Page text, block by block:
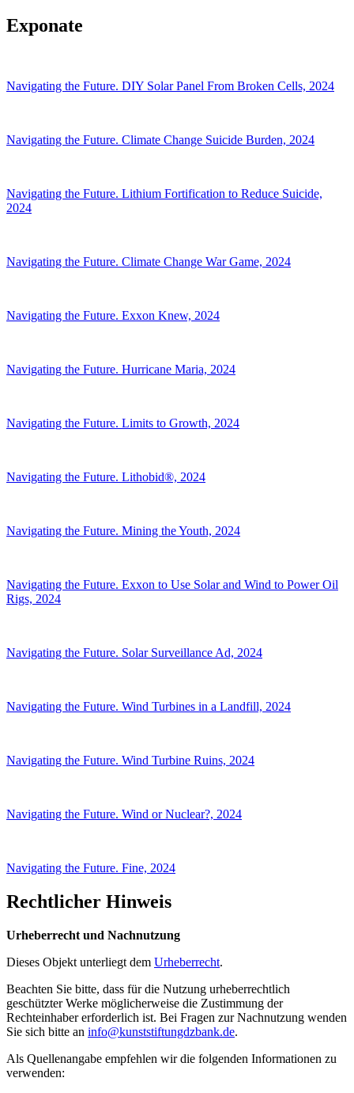
Exponate
Navigating the Future. DIY Solar Panel From Broken Cells, 2024
Navigating the Future. Climate Change Suicide Burden, 2024
Navigating the Future. Lithium Fortification to Reduce Suicide,
2024
Navigating the Future. Climate Change War Game, 2024
Navigating the Future. Exxon Knew, 2024
Navigating the Future. Hurricane Maria, 2024
Navigating the Future. Limits to Growth, 2024
Navigating the Future. Lithobid®, 2024
Navigating the Future. Mining the Youth, 2024
Navigating the Future. Exxon to Use Solar and Wind to Power Oil
Rigs, 2024
Navigating the Future. Solar Surveillance Ad, 2024
Navigating the Future. Wind Turbines in a Landfill, 2024
Navigating the Future. Wind Turbine Ruins, 2024
Navigating the Future. Wind or Nuclear?, 2024
Navigating the Future. Fine, 2024
Rechtlicher Hinweis
Urheberrecht und Nachnutzung
Dieses Objekt unterliegt dem Urheberrecht.
Beachten Sie bitte, dass für die Nutzung urheberrechtlich
geschützter Werke möglicherweise die Zustimmung der
Rechteinhaber erforderlich ist. Bei Fragen zur Nachnutzung wenden
Sie sich bitte an info@kunststiftungdzbank.de.
Als Quellenangabe empfehlen wir die folgenden Informationen zu
verwenden: